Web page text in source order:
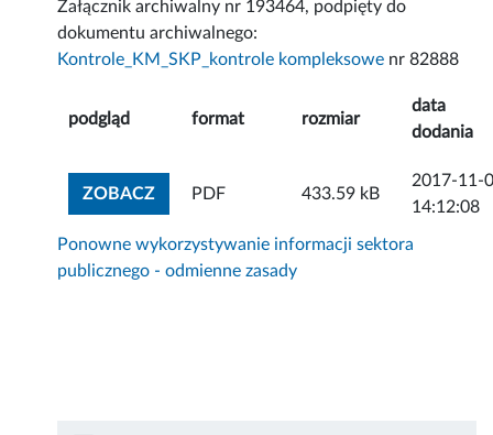
Załącznik archiwalny nr 193464, podpięty do
dokumentu archiwalnego:
Kontrole_KM_SKP_kontrole kompleksowe nr 82888
podgląd format rozmiar
data
dodania
ZOBACZZOBACZ ZAŁĄCZNIK
PDF 433.59 kB
2017-11-
14:12:08
Ponowne wykorzystywanie informacji sektora
publicznego - odmienne zasady